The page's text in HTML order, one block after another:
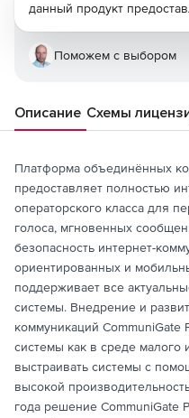
данный продукт
Поможем с выбором
Описание Схемы
Платформа объединённых
предоставляет полностью
операторского класса для
голоса, мгновенных
безопасность интернет-
ориентированных и
поддерживает все
системы. Внедрение и
коммуникаций CommuniGate
системы как в среде малого
выстраивать системы с
высокой
года решение CommuniGate